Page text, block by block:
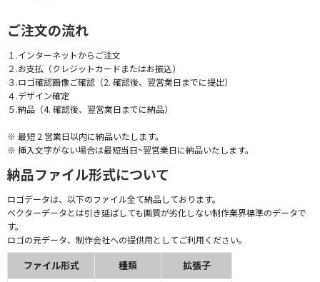
ご注文の流れ
１.インターネットからご注文
２.お支払（クレジットカードまたはお振込）
３.ロゴ確認画像ご確認（2. 確認後、翌営業日までに提出）
４.デザイン確定
５.納品（4. 確認後、翌営業日までに納品）
※ 最短 2 営業日以内に納品いたします。
※ 挿入文字がない場合は最短当日~翌営業日に納品いたします。
納品ファイル形式について
ロゴデータは、以下のファイル全て納品しております。
ベクターデータとは引き延ばしても画質が劣化しない制作業界標準のデータで
す。
ロゴの元データ、制作会社への提供用としてご利用ください。
ファイル形式 種類
拡張子